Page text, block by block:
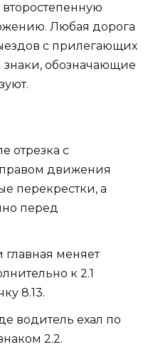
Любая дорога
с прилегающих
обозначающие
отрезка с
движения
перекрестки, а
перед
меняет
к 2.1
8.13.
водитель ехал по
2.2.